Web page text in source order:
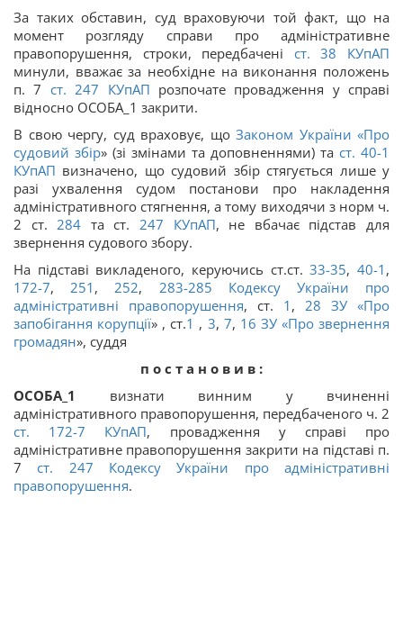
За таких обставин, суд враховуючи той факт, що на
момент розгляду справи про адміністративне
правопорушення, строки, передбачені ст. 38 КУпАП
минули, вважає за необхідне на виконання положень
п. 7 ст. 247 КУпАП розпочате провадження у справі
відносно ОСОБА_1 закрити.
В свою чергу, суд враховує, що Законом України «Про
судовий збір» (зі змінами та доповненнями) та ст. 40-1
КУпАП визначено, що судовий збір стягується лише у
разі ухвалення судом постанови про накладення
адміністративного стягнення, а тому виходячи з норм ч.
2 ст.284 та ст.247 КУпАП, не вбачає підстав для
звернення судового збору.
На підставі викладеного, керуючись ст.ст.33-35,40-1 ,
172-7,251 ,252, 283-285 Кодексу України про
адміністративні правопорушення, ст. 1 , 28 ЗУ «Про
запобігання корупції» , ст.1 , 3, 7, 16 ЗУ «Про звернення
громадян», суддя
п о с т а н о в и в :
ОСОБА_1 визнати винним у вчиненні
адміністративного правопорушення, передбаченого ч. 2
ст. 172-7 КУпАП, провадження у справі про
адміністративне правопорушення закрити на підставі п.
7ст. 247 Кодексу України про адміністративні
правопорушення.